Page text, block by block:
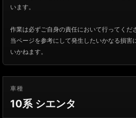
います。
作業は必ずご自身の責任において行ってくだ
当ページを参考にして発生したいかなる損害
いかねます。
車種
10系 シエンタ